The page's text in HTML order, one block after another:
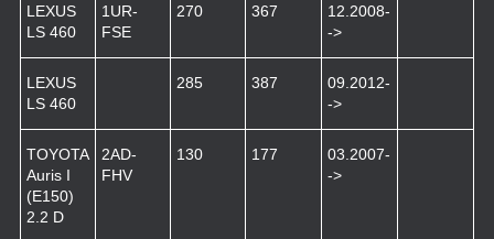
LEXUS
LS 460
1UR-
FSE
270 367
12.2008-
->
LEXUS
LS 460
285 387
09.2012-
->
TOYOTA
Auris I
(E150)
2.2 D
2AD-
FHV
130 177
03.2007-
->